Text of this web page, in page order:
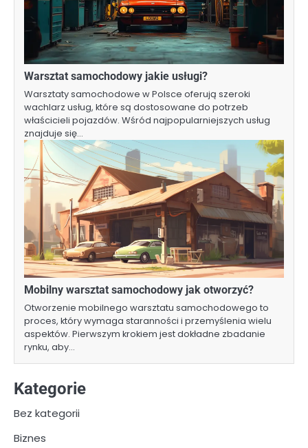
Warsztat samochodowy jakie usługi?
Warsztaty samochodowe w Polsce oferują szeroki
wachlarz usług, które są dostosowane do potrzeb
właścicieli pojazdów. Wśród najpopularniejszych usług
znajduje się…
Mobilny warsztat samochodowy jak otworzyć?
Otworzenie mobilnego warsztatu samochodowego to
proces, który wymaga staranności i przemyślenia wielu
aspektów. Pierwszym krokiem jest dokładne zbadanie
rynku, aby…
Kategorie
Bez kategorii
Biznes